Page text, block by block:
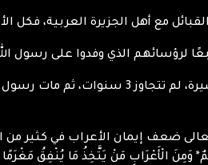
مع أهل الجزيرة العربية، فكل
لرؤسائهم الذي وفدوا على رسول
كانت مدة إسلامهم قصيرة،
ضعف إيمان الأعراب في كثير من
وَمِنَ الْأَعْرَابِ مَنْ يَتَّخِذُ مَا يُنْفِقُ